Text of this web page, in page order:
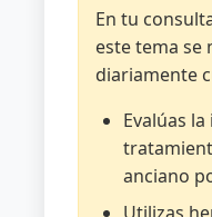
en
el
del
Sistema
de
En tu
este tema se
diariamente
Evalúas
anciano